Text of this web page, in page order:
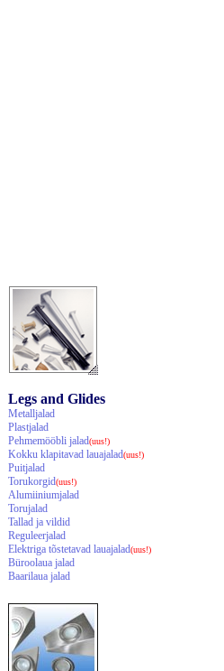
Legs and Glides
Metalljalad
Plastjalad
Pehmemööbli jalad(uus!)
Kokku klapitavad lauajalad(uus!)
Puitjalad
Torukorgid(uus!)
Alumiiniumjalad
Torujalad
Tallad ja vildid
Reguleerjalad
Elektriga tõstetavad lauajalad(uus!)
Büroolaua jalad
Baarilaua jalad